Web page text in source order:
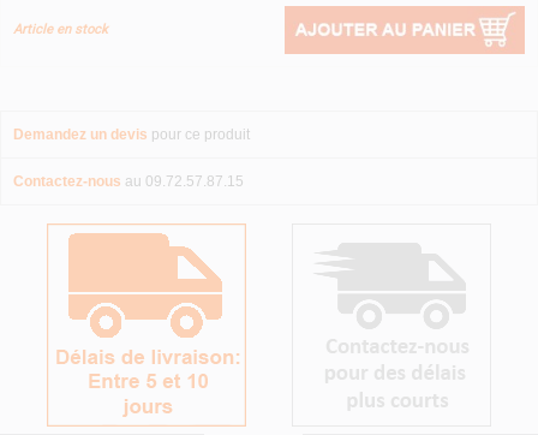
Article en stock
Demandez un devis pour ce produit
Contactez-nous au 09.72.57.87.15